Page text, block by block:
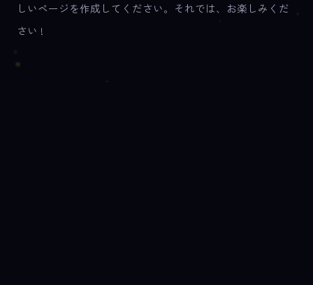
しいページを作成してください。それでは、お楽しみくだ
さい !